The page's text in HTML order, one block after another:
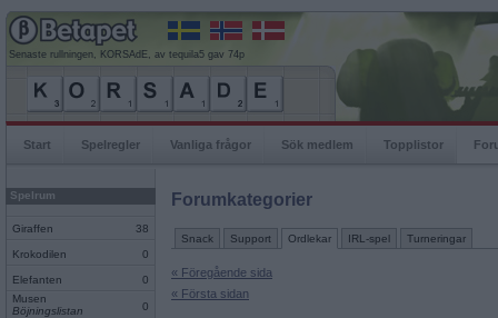
Senaste rullningen, KORSAdE, av tequila5 gav 74p
Start Spelregler Vanliga frågor Sök medlem Topplistor
Spelrum
Giraffen 38
Krokodilen 0
Elefanten
0
Musen
Böjningslistan
0
Forumkategorier
Snack Support Ordlekar IRL-spel Turneringar
« Föregående sida
« Första sidan